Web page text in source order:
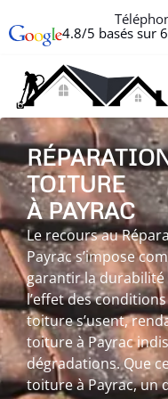
4.8/5 basés sur
TOITURE
À PAYRAC
Le recours au
Payrac s’impose
garantir la
l’effet des
toiture s’usent,
toiture à Payrac
dégradations. Que
toiture à Payrac, un